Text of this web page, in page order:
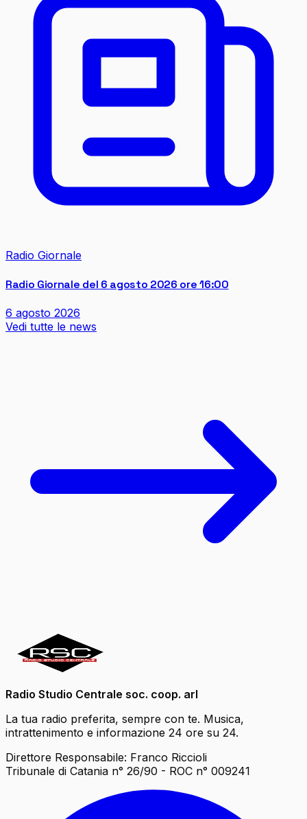
Radio Giornale
Radio Giornale del 6 agosto 2026 ore 16:00
6 agosto 2026
Vedi tutte le news
Radio Studio Centrale soc. coop. arl
La tua radio preferita, sempre con te. Musica,
intrattenimento e informazione 24 ore su 24.
Direttore Responsabile: Franco Riccioli
Tribunale di Catania n° 26/90 - ROC n° 009241